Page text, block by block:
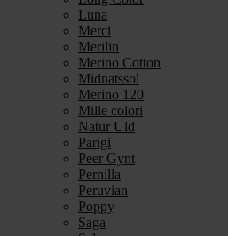
Luna
Merci
Merilin
Merino Cotton
Midnatssol
Merino 120
Mille colori
Natur Uld
Parigi
Peer Gynt
Pernilla
Peruvian
Poppy
Saga